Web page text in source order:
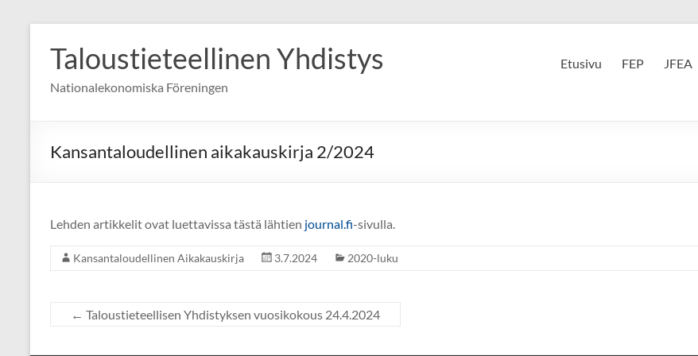
content
Taloustieteellinen Yhdistys
Nationalekonomiska Föreningen
Etusivu FEP JFEA
Kansantaloudellinen aikakauskirja 2/2024
Lehden artikkelit ovat luettavissa tästä lähtien journal.fi-sivulla.
Kansantaloudellinen Aikakauskirja 3.7.2024 2020-luku
← Taloustieteellisen Yhdistyksen vuosikokous 24.4.2024